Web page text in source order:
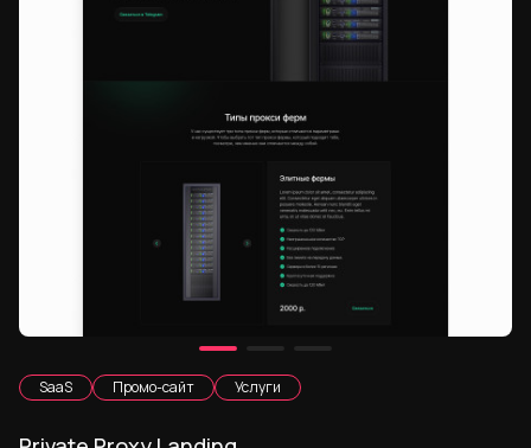
SaaS Промо-сайт Услуги